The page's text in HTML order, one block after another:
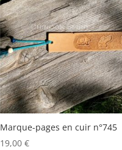
Marque-pages en cuir n°745
19,00 €